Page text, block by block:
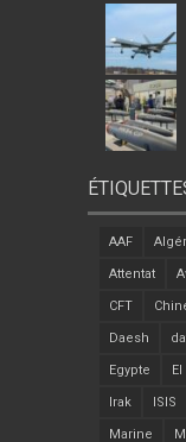
AAF
Attentat
CFT
Daesh
Egypte EI
Irak ISIS
Marine